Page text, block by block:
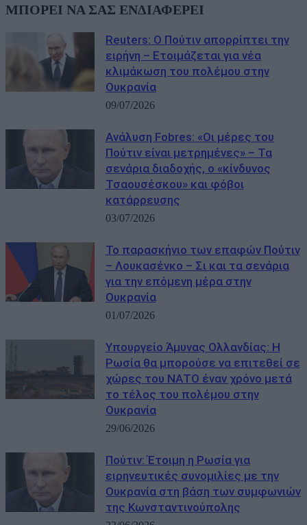
ΜΠΟΡΕΙ ΝΑ ΣΑΣ ΕΝΔΙΑΦΕΡΕΙ
Reuters: Ο Πούτιν απορρίπτει την
ειρήνη – Ετοιμάζεται για νέα
κλιμάκωση του πολέμου στην
Ουκρανία
09/07/2026
Ανάλυση Fobres: «Οι μέρες του
Πούτιν είναι μετρημένες» – Τα
σενάρια διαδοχής, ο «κίνδυνος
Τσαουσέσκου» και φόβοι
κατάρρευσης
03/07/2026
Το παρασκήνιο των επαφών Πούτιν
– Λουκασένκο – Σι και τα σενάρια
για την επόμενη μέρα στην
Ουκρανία
01/07/2026
Υπουργείο Άμυνας Ολλανδίας: Η
Ρωσία θα μπορούσε να επιτεθεί σε
χώρες του ΝΑΤΟ έναν χρόνο μετά
το τέλος του πολέμου στην
Ουκρανία
29/06/2026
Πούτιν: Έτοιμη η Ρωσία για
ειρηνευτικές συνομιλίες με την
Ουκρανία στη βάση των συμφωνιών
της Κωνσταντινούπολης